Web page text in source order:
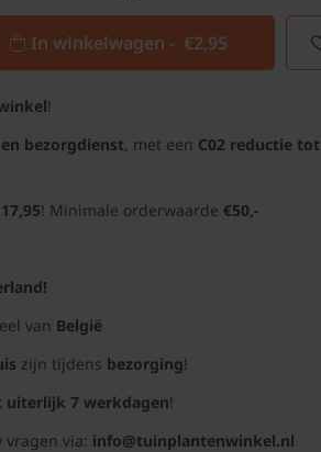
In winkelwagen - €2,95
!
bezorgdienst, met een C02 reductie tot
! Minimale orderwaarde €50,-
van België
zijn tijdens bezorging!
uiterlijk 7 werkdagen!
vragen via: info@tuinplantenwinkel.nl